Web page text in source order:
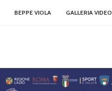
BEPPE VIOLA GALLERIA VIDEO